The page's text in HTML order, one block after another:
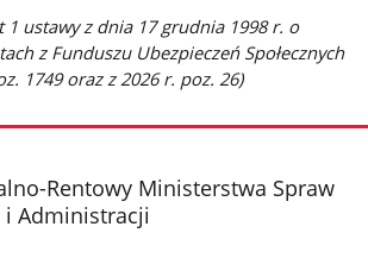
1 ustawy z dnia 17 grudnia 1998 r. o
z Funduszu Ubezpieczeń Społecznych
1749 oraz z 2026 r. poz. 26)
Rentowy Ministerstwa Spraw
Administracji